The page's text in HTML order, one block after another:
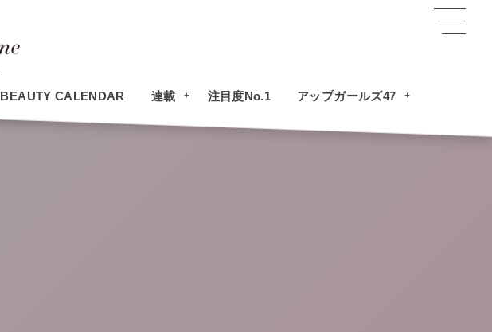
BEAUTY CALENDAR
今月の新作コスメひと
す！
連載 注目度No.1 アップガールズ47